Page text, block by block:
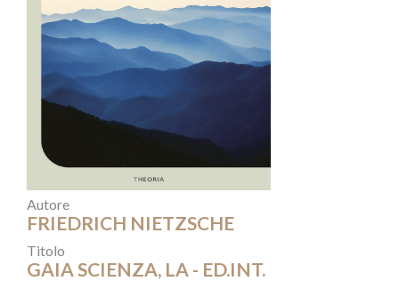
Autore
FRIEDRICH NIETZSCHE
Titolo
GAIA SCIENZA, LA - ED.INT.